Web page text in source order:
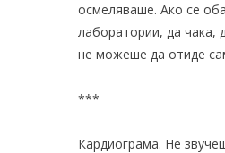
осмеляваше. Ако се
лаборатории, да чака,
не можеше да отиде
***
Кардиограма. Не